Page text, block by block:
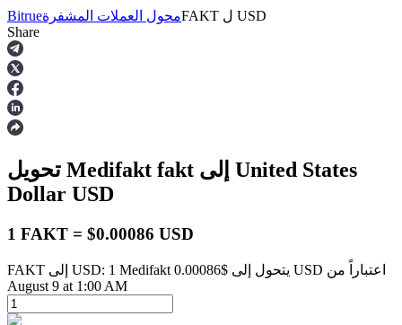
العقود الآجلة
العقود الآجلة USDT
Bitrueمحول العملات المشفرةFAKT ل USD
Share
تحويل Medifakt fakt
Dollar USD
1 FAKT = $0.00086 USD
FAKT إلى USD: 1 Medifakt يتحول إلى $0.00086 USD اعتباراً من
August 9 at 1:00 AM